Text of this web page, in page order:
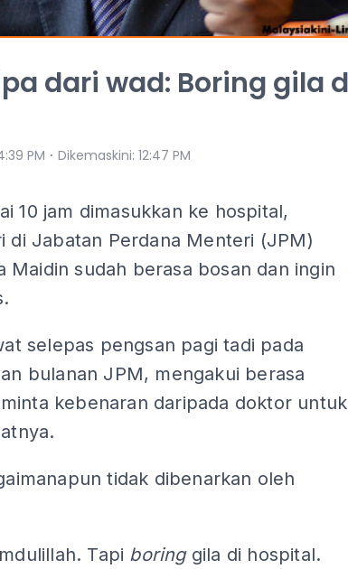
dari wad: Boring gila
PM ⋅ Dikemaskini: 12:47 PM
10 jam dimasukkan ke hospital,
di Jabatan Perdana Menteri (JPM)
Maidin sudah berasa bosan dan ingin
selepas pengsan pagi tadi pada
bulanan JPM, mengakui berasa
kebenaran daripada doktor untuk
tidak dibenarkan oleh
Tapi boringgila di hospital.